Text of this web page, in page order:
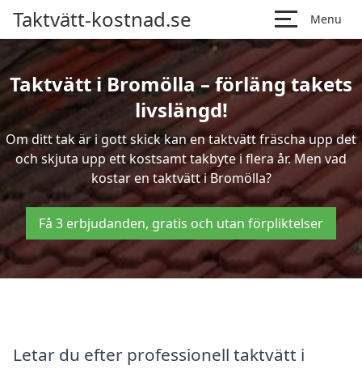
Taktvätt-kostnad.se Menu
Taktvätt i Bromölla – förläng takets
livslängd!
Om ditt tak är i gott skick kan en taktvätt fräscha upp det
och skjuta upp ett kostsamt takbyte i flera år. Men vad
kostar en taktvätt i Bromölla?
Få 3 erbjudanden, gratis och utan förpliktelser
Letar du efter professionell taktvätt i